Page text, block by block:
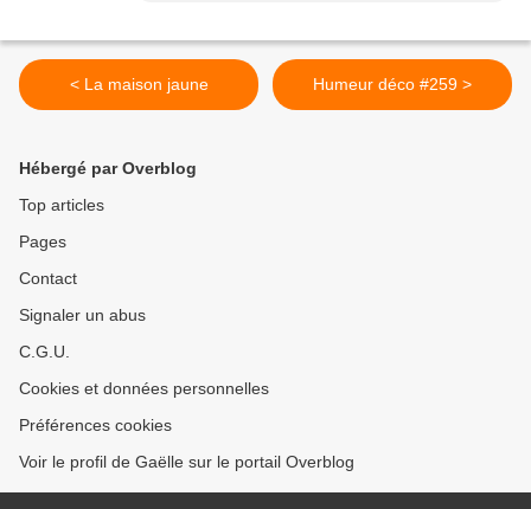
< La maison jaune Humeur déco #259 >
Hébergé par Overblog
Top articles
Pages
Contact
Signaler un abus
C.G.U.
Cookies et données personnelles
Préférences cookies
Voir le profil de Gaëlle sur le portail Overblog